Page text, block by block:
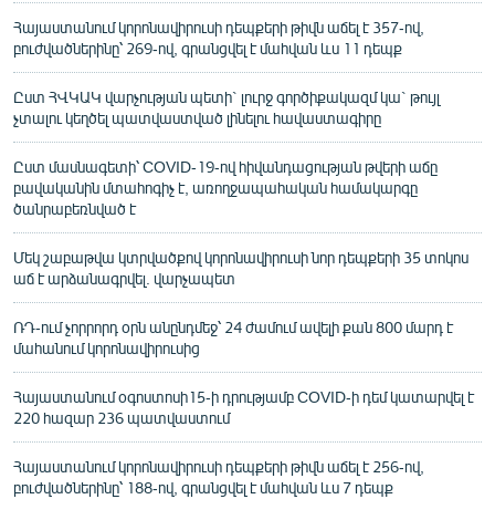
Հայաստանում կորոնավիրուսի դեպքերի թիվն աճել է 357-ով,
բուժվածներինը՝ 269-ով, գրանցվել է մահվան ևս 11 դեպք
Ըստ ՀՎԿԱԿ վարչության պետի` լուրջ գործիքակազմ կա` թույլ
չտալու կեղծել պատվաստված լինելու հավաստագիրը
Ըստ մասնագետի՝ COVID-19-ով հիվանդացության թվերի աճը
բավականին մտահոգիչ է, առողջապահական համակարգը
ծանրաբեռնված է
Մեկ շաբաթվա կտրվածքով կորոնավիրուսի նոր դեպքերի 35 տոկոս
աճ է արձանագրվել. վարչապետ
ՌԴ-ում չորրորդ օրն անընդմեջ՝ 24 ժամում ավելի քան 800 մարդ է
մահանում կորոնավիրուսից
Հայաստանում օգոստոսի15-ի դրությամբ COVID-ի դեմ կատարվել է
220 հազար 236 պատվաստում
Հայաստանում կորոնավիրուսի դեպքերի թիվն աճել է 256-ով,
բուժվածներինը՝ 188-ով, գրանցվել է մահվան ևս 7 դեպք